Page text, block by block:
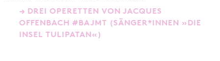
DREI OPERETTEN VON JACQUES
OFFENBACH #BAJMT (SÄNGER*INNEN »DIE
INSEL TULIPATAN«)